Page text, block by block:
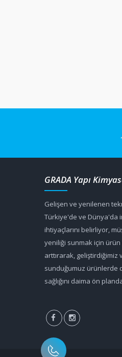
GRADA Yapı
Gelişen ve yenilenen
Türkiye'de ve Dünya'da
ihtiyaçlarını belirliyor,
yeniliği sunmak için ürün
arttırarak, geliştirdiğimiz
sunduğumuz ürünlerde
sağlığını daima ön